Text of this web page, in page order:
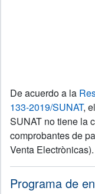
De acuerdo a la
133-2019/SUNAT,
SUNAT no tiene la
comprobantes de
Venta Electrònicas).
Programa de